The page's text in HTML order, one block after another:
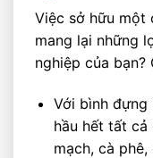
Việc sở hữu một
mang lại những
nghiệp của bạn?
Với bình
hầu hết tất
mạch, cà